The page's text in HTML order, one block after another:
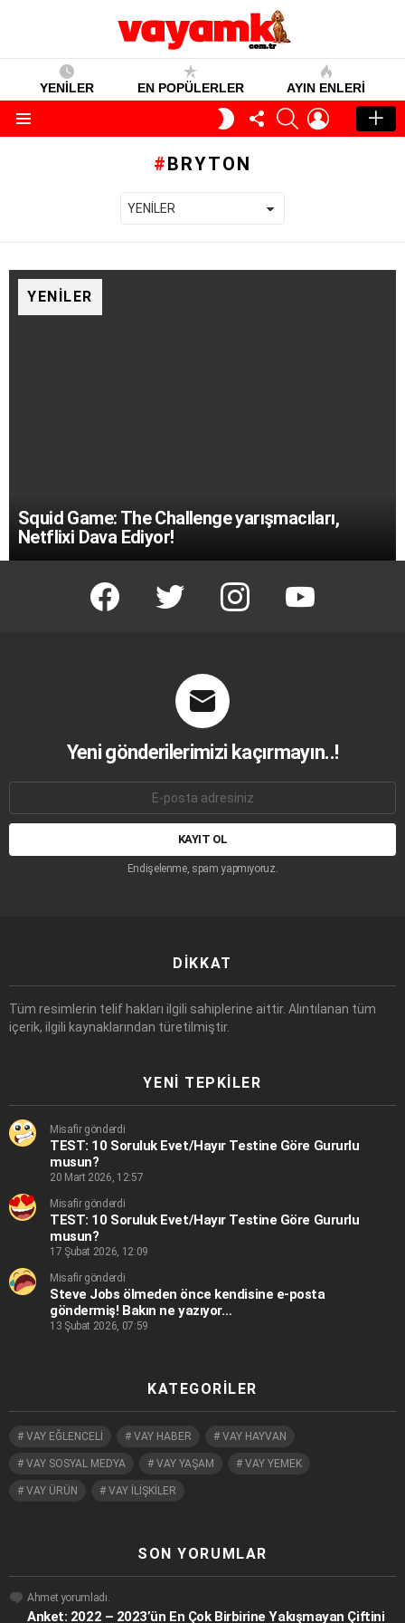
YENİLER EN POPÜLERLER AYIN ENLERI
GECE
MODU
TAKIP
ET
SEARCHGIRIŞ
BRYTON
YENILER
Squid Game: The Challenge yarışmacıları,
Netflixi Dava Ediyor!
facebook twitter instagram youtube
Yeni gönderilerimizi kaçırmayın..!
adresi:
Endişelenme, spam yapmıyoruz.
DIKKAT
Tüm resimlerin telif hakları ilgili sahiplerine aittir. Alıntılanan tüm
içerik, ilgili kaynaklarından türetilmiştir.
YENI TEPKILER
Misafir gönderdi
TEST: 10 Soruluk Evet/Hayır Testine Göre Gururlu
musun?
20 Mart 2026, 12:57
Misafir gönderdi
TEST: 10 Soruluk Evet/Hayır Testine Göre Gururlu
musun?
17 Şubat 2026, 12:09
Misafir gönderdi
Steve Jobs ölmeden önce kendisine e-posta
göndermiş! Bakın ne yazıyor…
13 Şubat 2026, 07:59
KATEGORILER
VAY EĞLENCELİ VAY HABER VAY HAYVAN
VAY SOSYAL MEDYA VAY YAŞAM VAY YEMEK
VAY ÜRÜN VAY İLİŞKİLER
SON YORUMLAR
Ahmet yorumladı.
Anket: 2022 – 2023’ün En Çok Birbirine Yakışmayan Çiftini